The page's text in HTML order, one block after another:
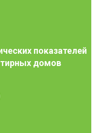
показателей
домов